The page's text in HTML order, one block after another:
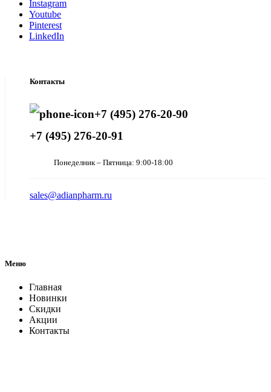
Instagram
Youtube
Pinterest
LinkedIn
Контакты
+7 (495) 276-20-90
+7 (495) 276-20-91
Понеделник – Пятница: 9:00-18:00
sales@adianpharm.ru
Меню
Главная
Новинки
Скидки
Акции
Контакты